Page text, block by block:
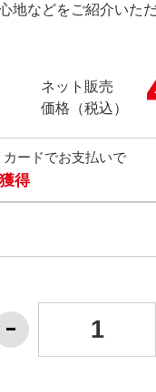
地などをご紹介いた
ネット販売
価格（税込）
ードでお支払いで
得